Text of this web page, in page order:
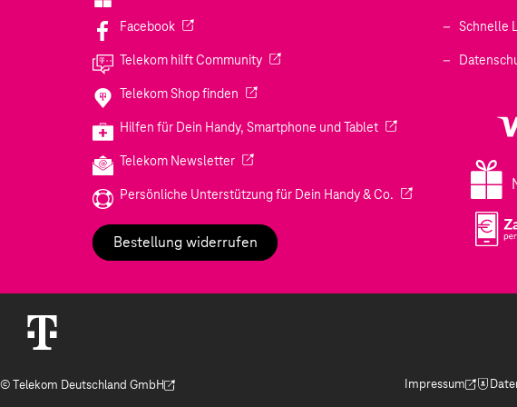
Facebook(Wird in einem neuen Tab geöffnet)
Telekom hilft Community(Wird in einem neuen Tab geöffnet)
Telekom Shop finden (Wird in einem neuen Tab geöffnet)
Hilfen für Dein Handy, Smartphone und Tablet(Wird in einem neuen
Telekom Newsletter(Wird in einem neuen Tab geöffnet)
Persönliche Unterstützung für Dein Handy & Co. (Wird in einem
Bestellung widerrufen
Schnelle
© Telekom Deutschland GmbH
(Der Link wird in einem neuen Tab geöffnet)
Impressum
(Der Link wird in(Der